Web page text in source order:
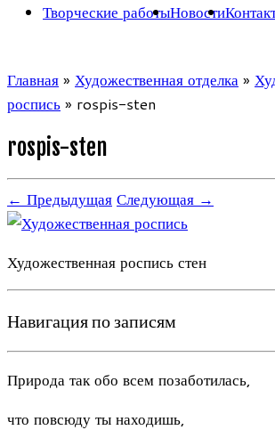
Творческие работыНовости
Главная » Художественная отделка »
роспись » rospis-sten
rospis-sten
← Предыдущая Следующая →
Художественная роспись стен
Навигация по записям
Природа так обо всем позаботилась,
что повсюду ты находишь,